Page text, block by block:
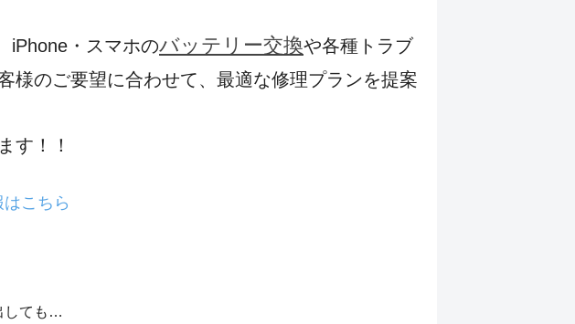
iPhone・スマホのバッテリー交換や各種トラブ
様のご要望に合わせて、最適な修理プランを提案
す！！
こちら
しても…